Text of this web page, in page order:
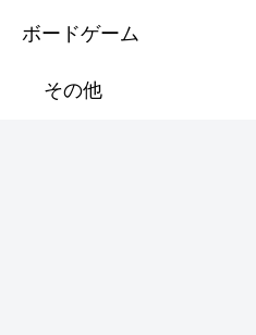
ボードゲーム
その他